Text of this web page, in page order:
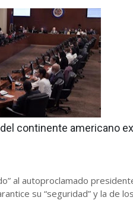
continente americano
al autoproclamado
su “seguridad” y la de